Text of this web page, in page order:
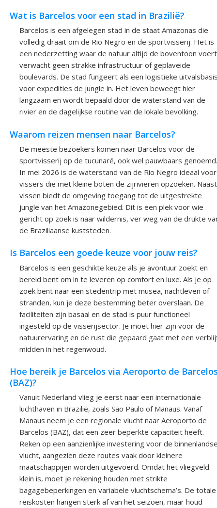
Wat is Barcelos voor een stad in Brazilië?
Barcelos is een afgelegen stad in de staat Amazonas die
volledig draait om de Rio Negro en de sportvisserij. Het is
een nederzetting waar de natuur altijd de boventoon
verwacht geen strakke infrastructuur of geplaveide
boulevards. De stad fungeert als een logistieke
voor expedities de jungle in. Het leven beweegt hier
langzaam en wordt bepaald door de waterstand van de
rivier en de dagelijkse routine van de lokale bevolking.
Waarom reizen mensen naar Barcelos?
De meeste bezoekers komen naar Barcelos voor de
sportvisserij op de tucunaré, ook wel pauwbaars genoemd.
In mei 2026 is de waterstand van de Rio Negro ideaal voor
vissers die met kleine boten de zijrivieren opzoeken. Naast
vissen biedt de omgeving toegang tot de uitgestrekte
jungle van het Amazonegebied. Dit is een plek voor wie
gericht op zoek is naar wildernis, ver weg van de drukte
de Braziliaanse kuststeden.
Is Barcelos een goede keuze voor jouw reis?
Barcelos is een geschikte keuze als je avontuur zoekt en
bereid bent om in te leveren op comfort en luxe. Als je op
zoek bent naar een stedentrip met musea, nachtleven of
stranden, kun je deze bestemming beter overslaan. De
faciliteiten zijn basaal en de stad is puur functioneel
ingesteld op de visserijsector. Je moet hier zijn voor de
natuurervaring en de rust die gepaard gaat met een
midden in het regenwoud.
Hoe bereik je Barcelos via Aeroporto de
(BAZ)?
Vanuit Nederland vlieg je eerst naar een internationale
luchthaven in Brazilië, zoals São Paulo of Manaus. Vanaf
Manaus neem je een regionale vlucht naar Aeroporto de
Barcelos (BAZ), dat een zeer beperkte capaciteit heeft.
Reken op een aanzienlijke investering voor de
vlucht, aangezien deze routes vaak door kleinere
maatschappijen worden uitgevoerd. Omdat het vliegveld
klein is, moet je rekening houden met strikte
bagagebeperkingen en variabele vluchtschema’s. De totale
reiskosten hangen sterk af van het seizoen, maar houd